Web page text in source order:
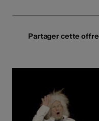
Partager cette offre